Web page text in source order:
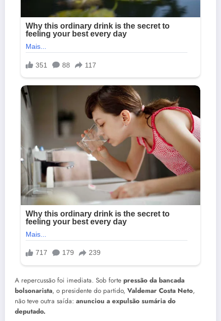
A repercussão foi imediata. Sob forte pressão da bancada
bolsonarista, o presidente do partido, Valdemar Costa Neto,
não teve outra saída: anunciou a expulsão sumária do
deputado.